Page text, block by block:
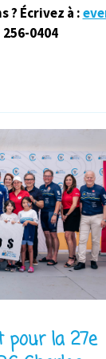
? Écrivez à :
0404
la 27e